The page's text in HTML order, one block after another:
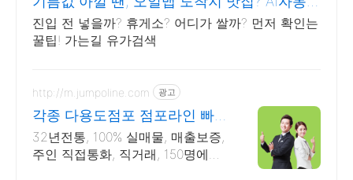
천!
진입 전 넣을까? 휴게소? 어디가 쌀까? 먼저 확인는
꿀팁! 가는길 유가검색
http://m.jumpoline.com 광고
각종 다용도점포 점포라인 빠
른 직거래 & 안전중개거래
32년전통, 100% 실매물, 매출보증,
주인 직접통화, 직거래, 150명에이